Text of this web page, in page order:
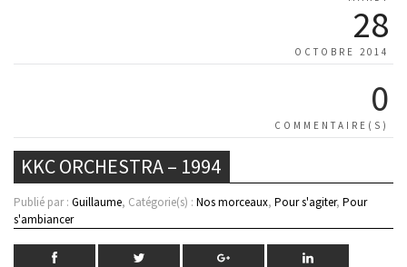
28
OCTOBRE 2014
0
COMMENTAIRE(S)
KKC ORCHESTRA – 1994
Publié par : Guillaume, Catégorie(s) : Nos morceaux, Pour s'agiter, Pour
s'ambiancer